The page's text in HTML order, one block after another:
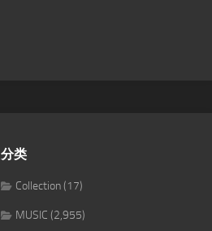
分类
Collection(17)
MUSIC (2,955)